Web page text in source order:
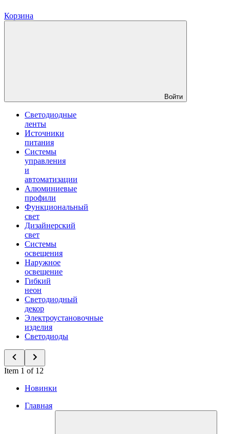
Корзина
Войти
Светодиодные
ленты
Источники
питания
Системы
управления
и
автоматизации
Алюминиевые
профили
Функциональный
свет
Дизайнерский
свет
Системы
освещения
Наружное
освещение
Гибкий
неон
Светодиодный
декор
Электроустановочные
изделия
Светодиоды
Item 1 of 12
Новинки
Главная